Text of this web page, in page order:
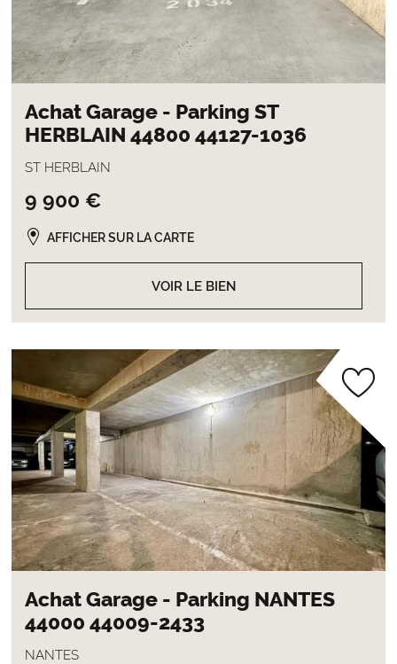
Achat Garage - Parking ST
HERBLAIN 44800 44127-1036
ST HERBLAIN
9 900 €
VOIR LE BIEN
AFFICHER SUR LA CARTE
Achat Garage - Parking NANTES
44000 44009-2433
NANTES